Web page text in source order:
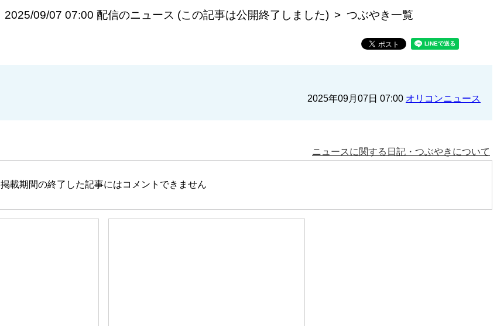
2025/09/07 07:00 配信のニュース (この記事は公開終了しました) つぶやき一覧
2025年09月07日 07:00 オリコンニュース
ニュースに関する日記・つぶやきについて
掲載期間の終了した記事にはコメントできません